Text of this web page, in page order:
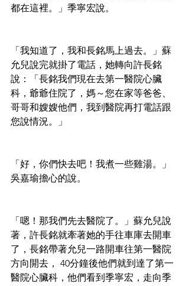
都在這裡。」季寧宏說。
「我知道了，我和長銘馬上過去。」蘇
允兒說完就掛了電話，她轉向許長銘
說：「長銘我們現在去第一醫院心臟
科，爺爺住院了，媽～您在家等爸爸、
哥哥和嫂嫂他們，我到醫院再打電話跟
您說情況。」
「好，你們快去吧！我煮一些雞湯。」
吳嘉瑜擔心的說。
「嗯！那我們先去醫院了。」蘇允兒說
著，許長銘就牽著她的手往車庫去開車
了，長銘帶著允兒一路開車往第一醫院
方向開去， 40分鐘後他們就到達了第一
醫院心臟科，他們看到季寧宏，走向季